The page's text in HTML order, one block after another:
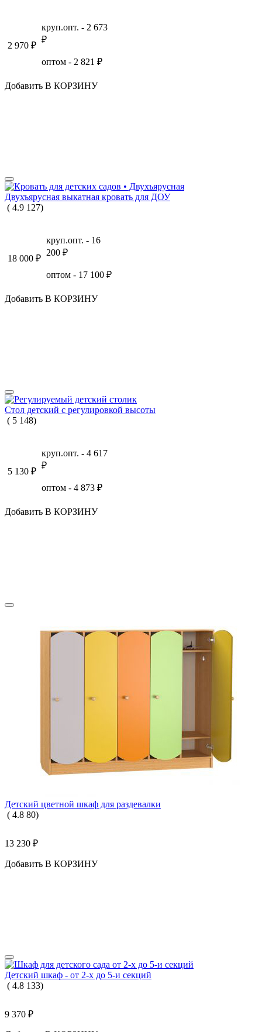
2 970 ₽
круп.опт. - 2 673
₽
оптом - 2 821 ₽
Добавить В КОРЗИНУ
Двухъярусная выкатная кровать для ДОУ
( 4.9 127)
18 000 ₽
круп.опт. - 16
200 ₽
оптом - 17 100 ₽
Добавить В КОРЗИНУ
Стол детский с регулировкой высоты
( 5 148)
5 130 ₽
круп.опт. - 4 617
₽
оптом - 4 873 ₽
Добавить В КОРЗИНУ
Детский цветной шкаф для раздевалки
( 4.8 80)
13 230 ₽
Добавить В КОРЗИНУ
Детский шкаф - от 2-х до 5-и секций
( 4.8 133)
9 370 ₽